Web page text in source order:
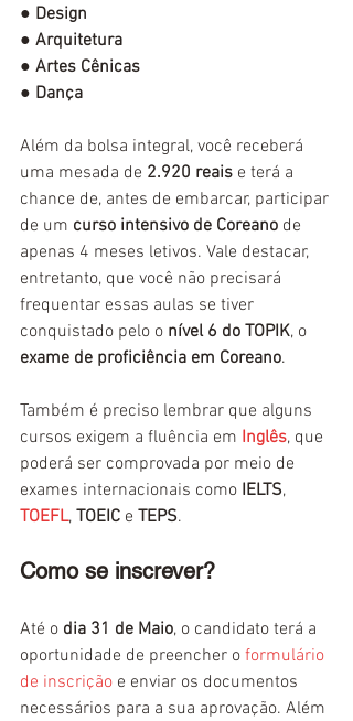
● Design
● Arquitetura
● Artes Cênicas
● Dança
Além da bolsa integral, você receberá
uma mesada de 2.920 reais e terá a
chance de, antes de embarcar, participar
de um curso intensivo de Coreano de
apenas 4 meses letivos. Vale destacar,
entretanto, que você não precisará
frequentar essas aulas se tiver
conquistado pelo o nível 6 do TOPIK, o
exame de proficiência em Coreano.
Também é preciso lembrar que alguns
cursos exigem a fluência em Inglês, que
poderá ser comprovada por meio de
exames internacionais como IELTS,
TOEFL, TOEIC e TEPS.
Como se inscrever?
Até o dia 31 de Maio, o candidato terá a
oportunidade de preencher o formulário
de inscrição e enviar os documentos
necessários para a sua aprovação. Além